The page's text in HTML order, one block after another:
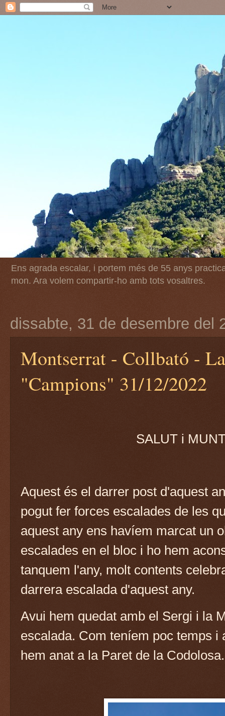
Ens agrada escalar, i portem més de 55 anys
mon. Ara volem compartir-ho amb tots vosaltres.
dissabte, 31 de desembre del
Montserrat - Collbató -
"Campions" 31/12/2022
SALUT i
Aquest és el darrer post d'aquest
pogut fer forces escalades de les
aquest any ens havíem marcat un
escalades en el bloc i ho hem
tanquem l'any, molt contents
darrera escalada d'aquest any.
Avui hem quedat amb el Sergi i la
escalada. Com teníem poc temps
hem anat a la Paret de la